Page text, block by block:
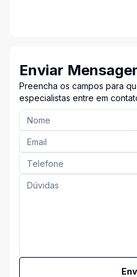
Enviar
Preencha os campos para
especialistas entre em